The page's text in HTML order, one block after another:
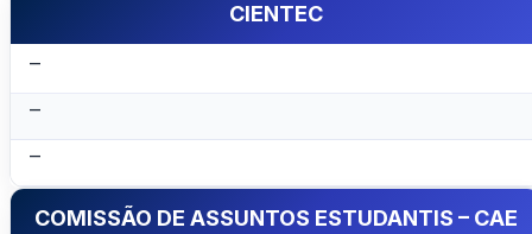
CIENTEC
–
–
–
COMISSÃO DE ASSUNTOS ESTUDANTIS – CAE